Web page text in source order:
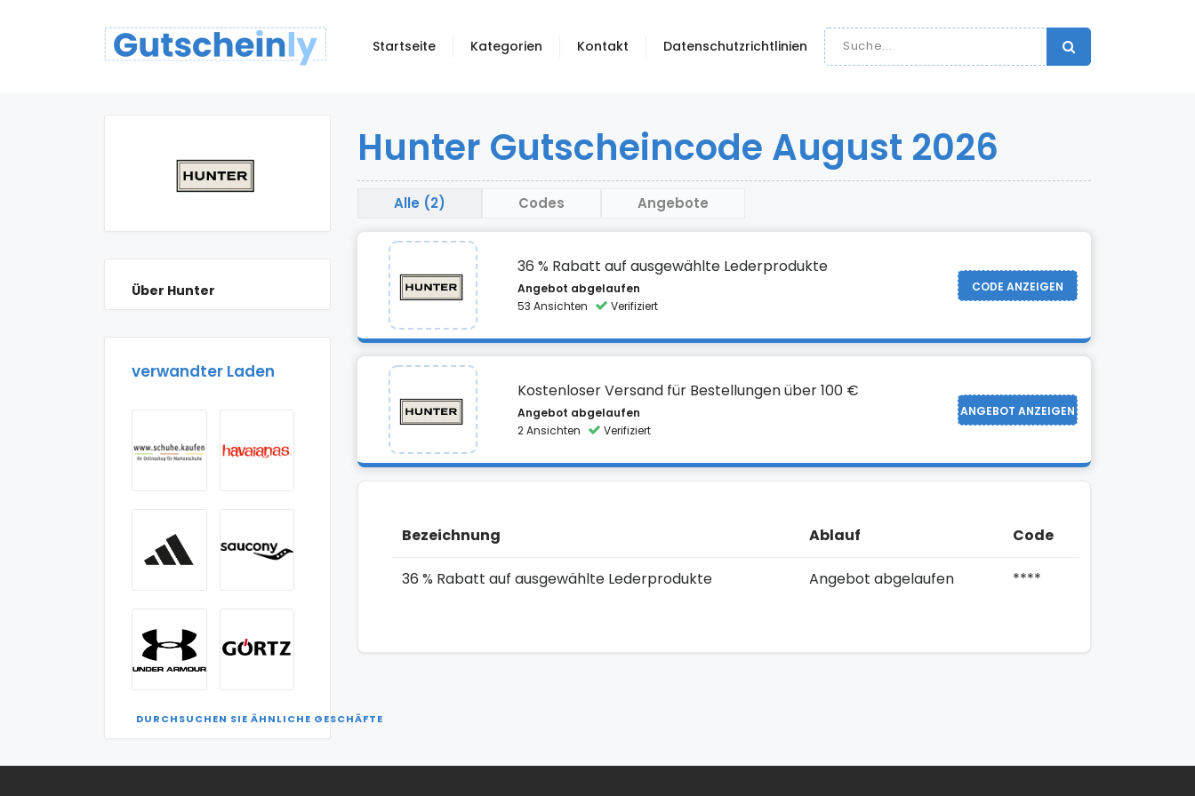
Startseite Kategorien Kontakt Datenschutzrichtlinien
Über Hunter
verwandter Laden
DURCHSUCHEN SIE ÄHNLICHE GESCHÄFTE
Hunter Gutscheincode August 2026
Alle (2) Codes Angebote
36 % Rabatt auf ausgewählte Lederprodukte
CODE ANZEIGEN
Angebot abgelaufen
53 Ansichten
Verifiziert
Kostenloser Versand für Bestellungen über 100 €
ANGEBOT ANZEIGEN
Angebot abgelaufen
2 Ansichten
Verifiziert
Bezeichnung Ablauf Code
36 % Rabatt auf ausgewählte Lederprodukte Angebot abgelaufen ****